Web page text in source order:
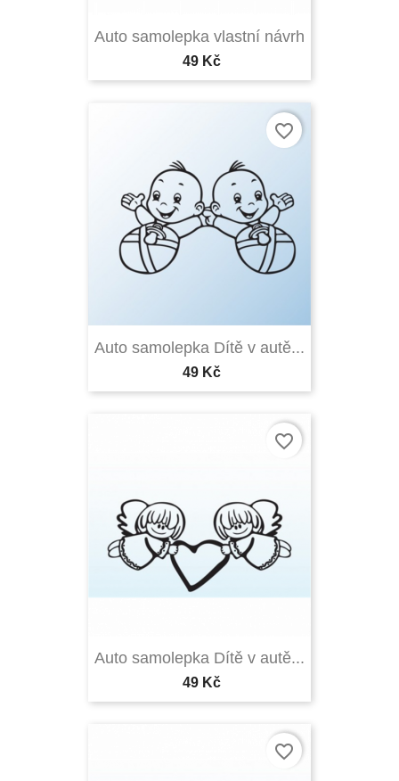
Auto samolepka vlastní návrh
49 Kč
Auto samolepka Dítě v autě...
49 Kč
favorite_border
Auto samolepka Dítě v autě...
49 Kč
favorite_border
favorite_border